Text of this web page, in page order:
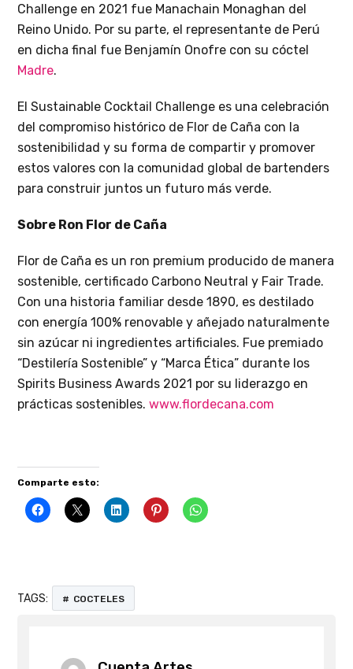
Challenge en 2021 fue Manachain Monaghan del
Reino Unido. Por su parte, el representante de Perú
en dicha final fue Benjamín Onofre con su cóctel
Madre.
El Sustainable Cocktail Challenge es una celebración
del compromiso histórico de Flor de Caña con la
sostenibilidad y su forma de compartir y promover
estos valores con la comunidad global de bartenders
para construir juntos un futuro más verde.
Sobre Ron Flor de Caña
Flor de Caña es un ron premium producido de manera
sostenible, certificado Carbono Neutral y Fair Trade.
Con una historia familiar desde 1890, es destilado
con energía 100% renovable y añejado naturalmente
sin azúcar ni ingredientes artificiales. Fue premiado
“Destilería Sostenible” y “Marca Ética” durante los
Spirits Business Awards 2021 por su liderazgo en
prácticas sostenibles.www.flordecana.com
Comparte esto:
TAGS: COCTELES